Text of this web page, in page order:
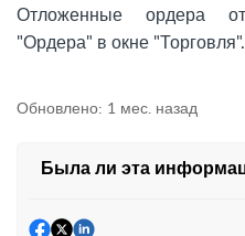
Отложенные ордера
"Ордера" в окне "Торговля".
Обновлено: 1 мес. назад
Была ли эта